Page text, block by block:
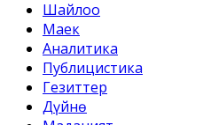
Шайлоо
Маек
Аналитика
Публицистика
Гезиттер
Дүйнө